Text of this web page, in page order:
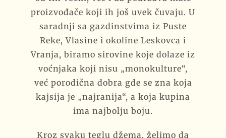
proizvođače koji ih još uvek čuvaju. U
saradnji sa gazdinstvima iz Puste
Reke, Vlasine i okoline Leskovca i
Vranja, biramo sirovine koje dolaze iz
voćnjaka koji nisu „monokulture“,
već porodična dobra gde se zna koja
kajsija je „najranija“, a koja kupina
ima najbolju boju.
Kroz svaku teglu džema, želimo da